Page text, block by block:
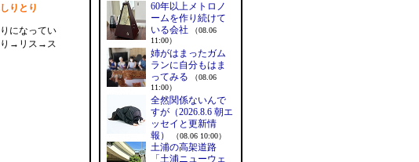
りとり
になってい
り→リス→ス
60年以上メトロノ
ームを作り続けて
いる会社
（08.06
11:00）
姉がはまったガム
ランに自分もはま
ってみる
（08.06
11:00）
全然関係ないんで
すが（2026.8.6 朝エ
ッセイと更新情
報）
（08.06 10:00）
土浦の高架道路
「土浦ニューウェ